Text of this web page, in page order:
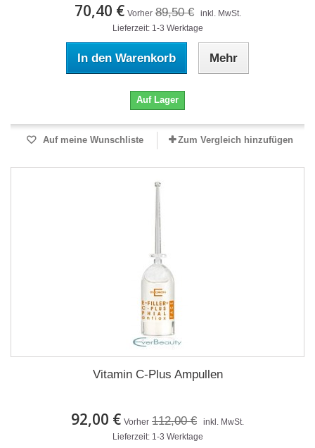
70,40 € Vorher 89,50 €
inkl. MwSt.
Lieferzeit: 1-3 Werktage
In den Warenkorb Mehr
Auf Lager
Auf meine Wunschliste Zum Vergleich hinzufügen
Vitamin C-Plus Ampullen
92,00 € Vorher 112,00 €
inkl. MwSt.
Lieferzeit: 1-3 Werktage